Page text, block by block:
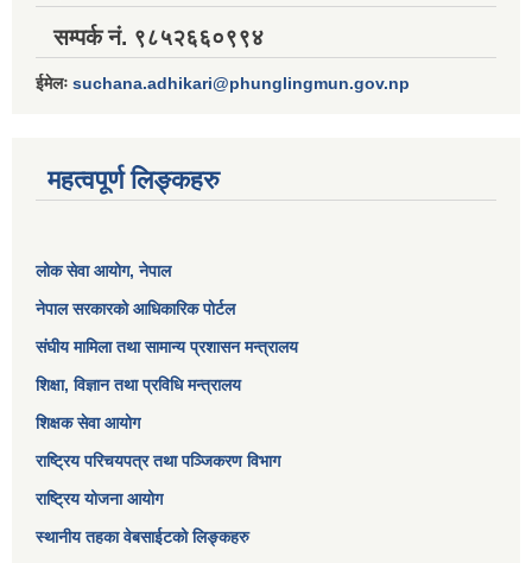
सम्पर्क नं. ९८५२६६०९९४
ईमेलः suchana.adhikari@phunglingmun.gov.np
महत्वपूर्ण लिङ्कहरु
लोक सेवा आयोग, नेपाल
नेपाल सरकारको आधिकारिक पोर्टल
संघीय मामिला तथा सामान्य प्रशासन मन्त्रालय
शिक्षा, विज्ञान तथा प्रविधि मन्त्रालय
शिक्षक सेवा आयोग
राष्ट्रिय परिचयपत्र तथा पञ्जिकरण विभाग
राष्ट्रिय योजना आयोग
स्थानीय तहका वेबसाईटको लिङ्कहरु